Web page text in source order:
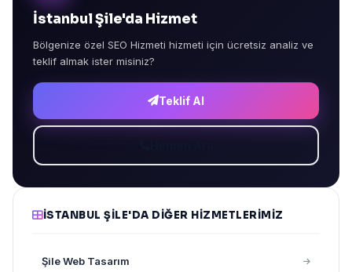
İstanbul Şile'da Hizmet
Bölgenize özel SEO Hizmeti hizmeti için ücretsiz analiz ve
teklif almak ister misiniz?
Teklif Al
İSTANBUL ŞILE'DA DIĞER HIZMETLERIMIZ
Şile Web Tasarım